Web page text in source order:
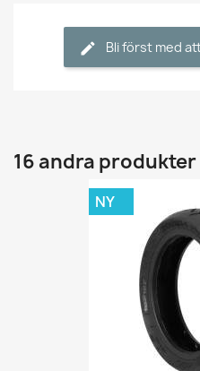
Bli först med
16 andra
NY